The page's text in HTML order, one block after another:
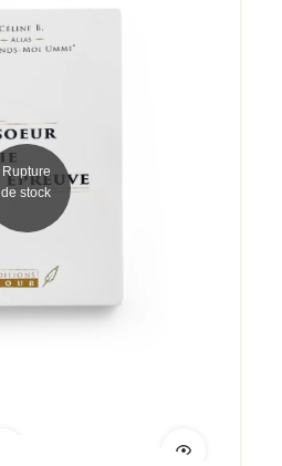
Rupture
de stock